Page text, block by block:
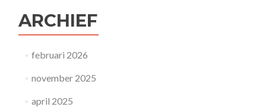
ARCHIEF
februari 2026
november 2025
april 2025